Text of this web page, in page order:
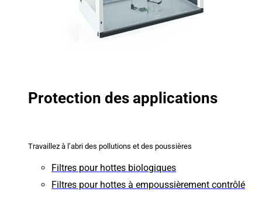
Protection des applications
Travaillez à l’abri des pollutions et des poussières
Filtres pour hottes biologiques
Filtres pour hottes à empoussièrement contrôlé